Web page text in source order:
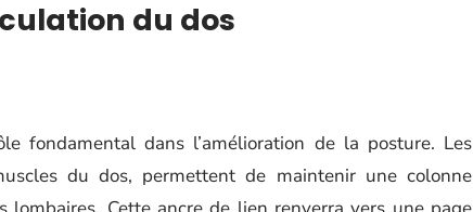
du dos
fondamental dans l’amélioration de la posture. Les
du dos, permettent de maintenir une colonne